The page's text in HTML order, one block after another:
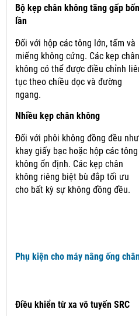
Bộ kẹp chân không tăng gấp bốn
lần
Đối với hộp các tông lớn, tấm và
miếng không cứng. Các kẹp chân
không có thể được điều chỉnh
tục theo chiều dọc và đường
ngang.
Nhiều kẹp chân không
Đối với phôi không đồng đều như
khay giấy bạc hoặc hộp các tông
không ổn định. Các kẹp chân
không riêng biệt bù đắp tối ưu
cho bất kỳ sự không đồng đều.
Phụ kiện cho máy nâng ống
Điều khiển từ xa vô tuyến SRC